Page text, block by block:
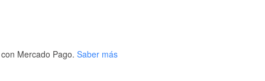
con Mercado Pago. Saber más